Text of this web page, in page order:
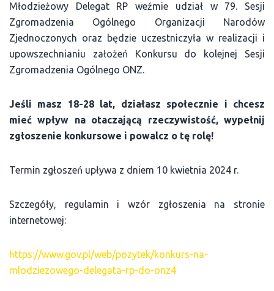
Młodzieżowy Delegat RP weźmie udział w 79. Sesji
Zgromadzenia Ogólnego Organizacji Narodów
Zjednoczonych oraz będzie uczestniczyła w realizacji i
upowszechnianiu założeń Konkursu do kolejnej Sesji
Zgromadzenia Ogólnego ONZ.
Jeśli masz 1️8-2️8 lat, działasz społecznie i chcesz
mieć wpływ na otaczającą rzeczywistość, wypełnij
zgłoszenie konkursowe i powalcz o tę rolę!
Termin zgłoszeń upływa z dniem 10 kwietnia 2024 r.
Szczegóły, regulamin i wzór zgłoszenia na stronie
internetowej:
https://www.gov.pl/web/pozytek/konkurs-na-
mlodziezowego-delegata-rp-do-onz4